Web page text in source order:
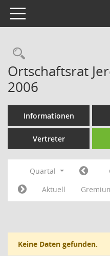
Toggle navigation
Ortschaftsrat
2006
Informationen
Vertreter
Quartal
Aktuell
Keine Daten gefunden.